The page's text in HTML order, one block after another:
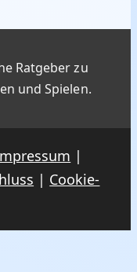
Ratgeber zu
und Spielen.
|
| Cookie-